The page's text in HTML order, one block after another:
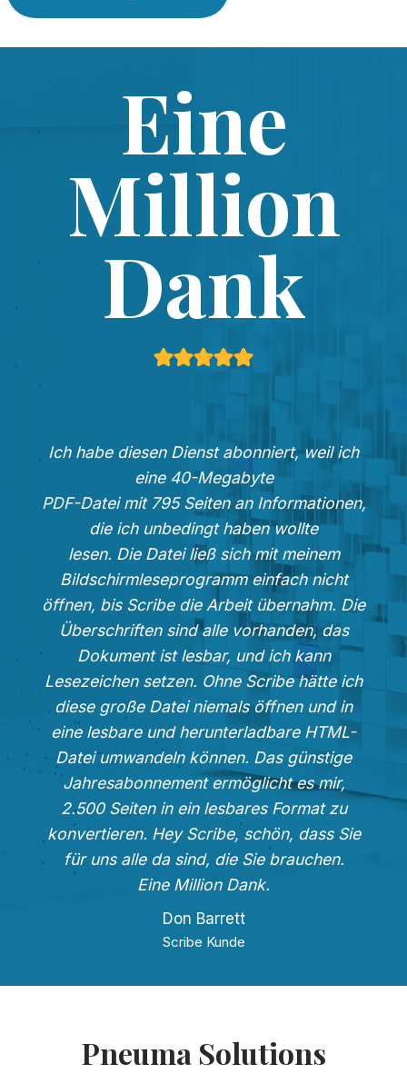
Eine
Million
Dank
Ich habe diesen Dienst abonniert, weil ich
eine 40-Megabyte
PDF-Datei mit 795 Seiten an Informationen,
die ich unbedingt haben wollte
lesen. Die Datei ließ sich mit meinem
Bildschirmleseprogramm einfach nicht
öffnen, bis Scribe die Arbeit übernahm. Die
Überschriften sind alle vorhanden, das
Dokument ist lesbar, und ich kann
Lesezeichen setzen. Ohne Scribe hätte ich
diese große Datei niemals öffnen und in
eine lesbare und herunterladbare HTML-
Datei umwandeln können. Das günstige
Jahresabonnement ermöglicht es mir,
2.500 Seiten in ein lesbares Format zu
konvertieren. Hey Scribe, schön, dass Sie
für uns alle da sind, die Sie brauchen.
Eine Million Dank.
Don Barrett
Scribe Kunde
Pneuma Solutions